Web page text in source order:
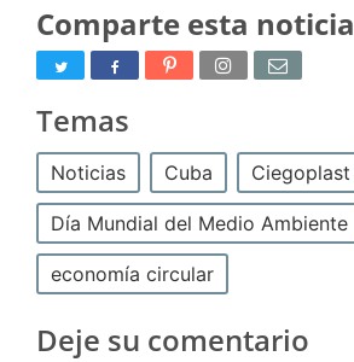
Comparte esta noticia
Temas
Noticias Cuba Ciegoplast
Día Mundial del Medio Ambiente
economía circular
Deje su comentario